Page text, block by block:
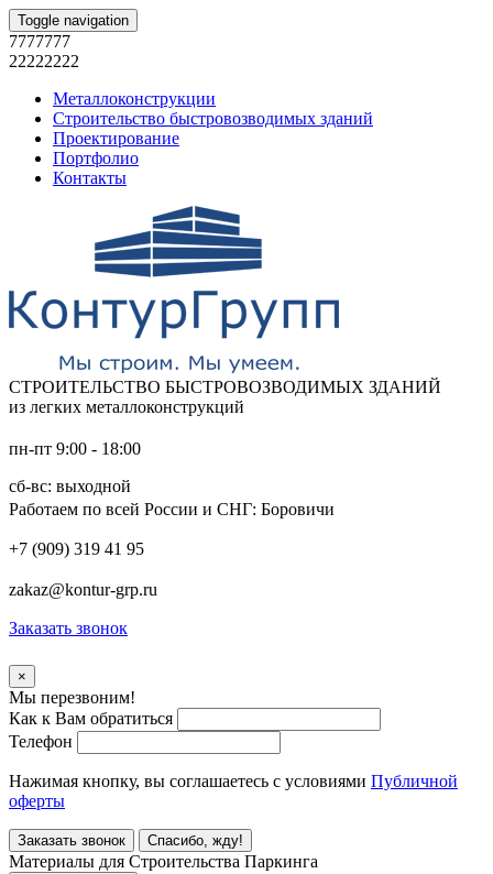
Toggle navigation
7777777
22222222
Металлоконструкции
Строительство быстровозводимых зданий
Проектирование
Портфолио
Контакты
СТРОИТЕЛЬСТВО БЫСТРОВОЗВОДИМЫХ ЗДАНИЙ
из легких металлоконструкций
пн-пт 9:00 - 18:00
сб-вс: выходной
Работаем по всей России и СНГ: Боровичи
+7 (909) 319 41 95
zakaz@kontur-grp.ru
Заказать звонок
×
Мы перезвоним!
Как к Вам обратиться
Телефон
Нажимая кнопку, вы соглашаетесь с условиями Публичной
оферты
Заказать звонок Спасибо, жду!
Материалы для Строительства Паркинга